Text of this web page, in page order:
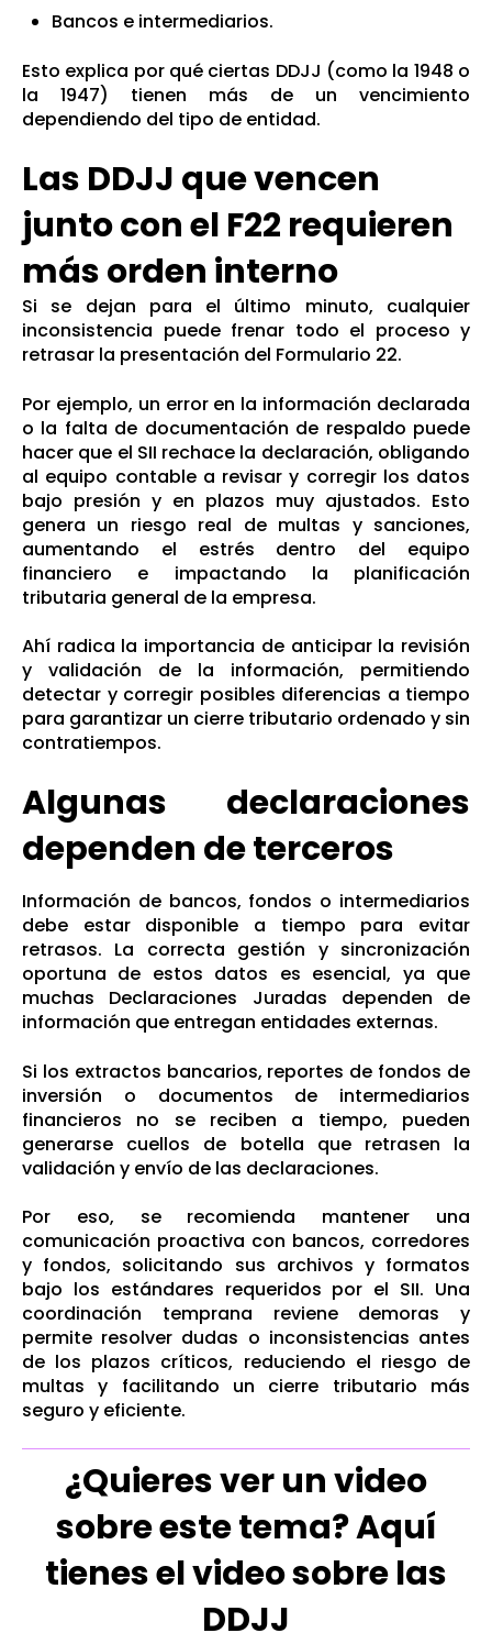
Bancos e intermediarios.
Esto explica por qué ciertas DDJJ (como la 1948 o
la 1947) tienen más de un vencimiento
dependiendo del tipo de entidad.
Las DDJJ que vencen
junto con el F22 requieren
más orden interno
Si se dejan para el último minuto, cualquier
inconsistencia puede frenar todo el proceso y
retrasar la presentación del Formulario 22.
Por ejemplo, un error en la información declarada
o la falta de documentación de respaldo puede
hacer que el SII rechace la declaración, obligando
al equipo contable a revisar y corregir los datos
bajo presión y en plazos muy ajustados. Esto
genera un riesgo real de multas y sanciones,
aumentando el estrés dentro del equipo
financiero e impactando la planificación
tributaria general de la empresa.
Ahí radica la importancia de anticipar la revisión
y validación de la información, permitiendo
detectar y corregir posibles diferencias a tiempo
para garantizar un cierre tributario ordenado y sin
contratiempos.
Algunas declaraciones
dependen de terceros
Información de bancos, fondos o intermediarios
debe estar disponible a tiempo para evitar
retrasos. La correcta gestión y sincronización
oportuna de estos datos es esencial, ya que
muchas Declaraciones Juradas dependen de
información que entregan entidades externas.
Si los extractos bancarios, reportes de fondos de
inversión o documentos de intermediarios
financieros no se reciben a tiempo, pueden
generarse cuellos de botella que retrasen la
validación y envío de las declaraciones.
Por eso, se recomienda mantener una
comunicación proactiva con bancos, corredores
y fondos, solicitando sus archivos y formatos
bajo los estándares requeridos por el SII. Una
coordinación temprana reviene demoras y
permite resolver dudas o inconsistencias antes
de los plazos críticos, reduciendo el riesgo de
multas y facilitando un cierre tributario más
seguro y eficiente.
¿Quieres ver un video
sobre este tema? Aquí
tienes el video sobre las
DDJJ